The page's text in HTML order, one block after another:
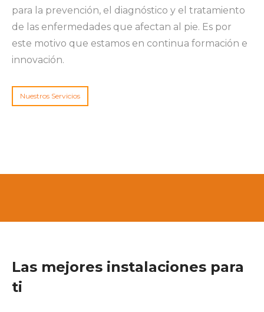
para la prevención, el diagnóstico y el tratamiento
de las enfermedades que afectan al pie. Es por
este motivo que estamos en continua formación e
innovación.
Nuestros Servicios
Las mejores instalaciones para
ti